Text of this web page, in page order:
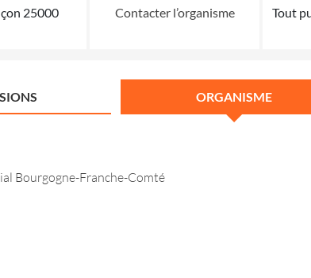
25000 Contacter l’organisme Tout
ORGANISME
Bourgogne-Franche-Comté